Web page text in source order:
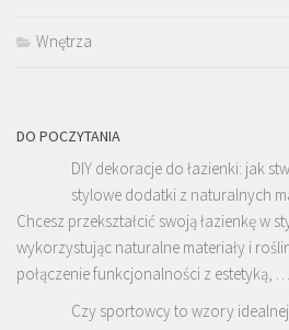
Wnętrza
DO POCZYTANIA
DIY dekoracje do łazienki: jak
stylowe dodatki z naturalnych
Chcesz przekształcić swoją łazienkę w
wykorzystując naturalne materiały i
połączenie funkcjonalności z estetyką, …
Czy sportowcy to wzory idealnej